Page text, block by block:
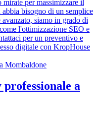
mirate per massimizzare il
bisogno di un semplice
siamo in grado di
l'ottimizzazione SEO e
per un preventivo e
digitale con KropHouse
Mombaldone
a